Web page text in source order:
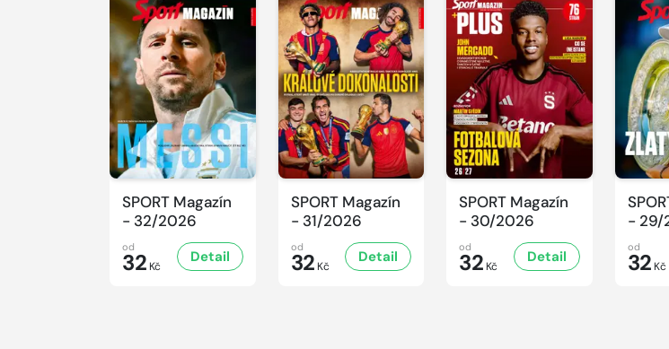
SPORT Magazín
- 32/2026
od
32 Kč
Detail
SPORT Magazín
- 31/2026
od
32 Kč
Detail
SPORT Magazín
- 30/2026
od
32 Kč
Detail
- 29/
od
32 Kč